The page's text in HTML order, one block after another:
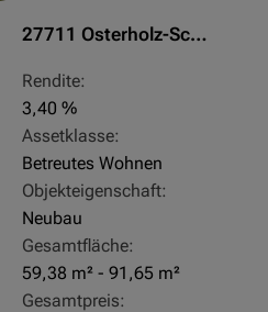
27711 Osterholz-Scharmbeck
Rendite:
3,40 %
Assetklasse:
Betreutes Wohnen
Objekteigenschaft:
Neubau
Gesamtfläche:
59,38 m² - 91,65 m²
Gesamtpreis: